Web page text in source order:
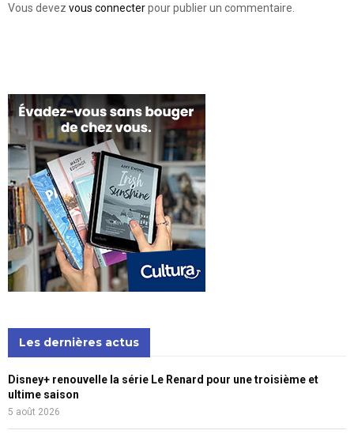
Vous devez vous connecterpour publier un commentaire.
Les dernières actus
Disney+ renouvelle la série Le Renard pour une troisième et
ultime saison
5 août 2026